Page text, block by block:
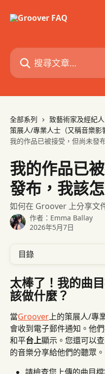
搜尋文章…
全部系列
致藝術家及經紀人
策展人/專業人士（又稱音樂影
我的作品已被接受，但尚未發
我的作品已
發布，我該
如何在 Groover 上分享文
作者： Emma Ballay
2026年5月7日
目錄
太棒了！我的曲
該做什麼？
當Groover上的策展人/專
會收到電子郵件通知。他
和平台上顯示。您還可以
的音樂分享給他們的聽眾。